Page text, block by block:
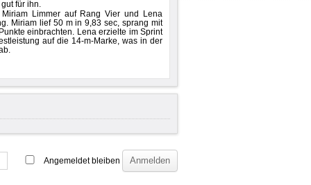
für ihn.
Limmer auf Rang Vier und Lena
Miriam lief 50 m in 9,83 sec, sprang mit
einbrachten. Lena erzielte im Sprint
auf die 14-m-Marke, was in der
Angemeldet bleiben